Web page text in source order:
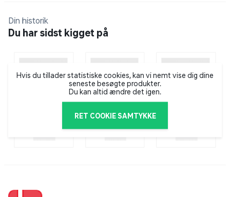
Din historik
Du har sidst kigget på
Hvis du tillader statistiske cookies, kan vi nemt vise dig dine
seneste besøgte produkter.
Du kan altid ændre det igen.
RET COOKIE SAMTYKKE